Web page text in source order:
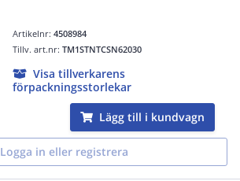
Artikelnr:4508984
Tillv. art.nr:TM1STNTCSN62030
Visa tillverkarens
förpackningsstorlekar
Lägg till i kundvagn
Logga in eller registrera